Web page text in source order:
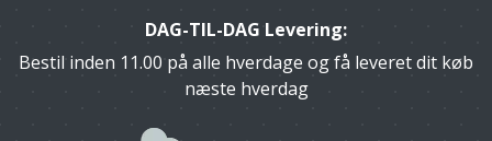
DAG-TIL-DAG Levering:
Bestil inden 11.00 på alle hverdage og få leveret dit køb
næste hverdag